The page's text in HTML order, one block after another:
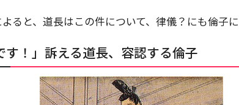
よると、道長はこの件について、律儀？にも倫子に
す！」訴える道長、容認する倫子